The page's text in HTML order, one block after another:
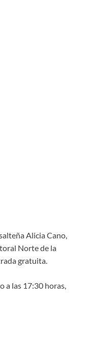
Alicia Cano,
Norte de la
gratuita.
a las 17:30 horas,